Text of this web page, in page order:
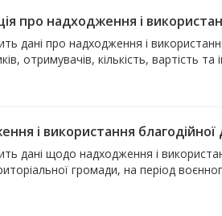
про надходження і
дані про надходження і
отримувачів, кількість, вартість та
і використання
дані щодо надходження і
громади, на період